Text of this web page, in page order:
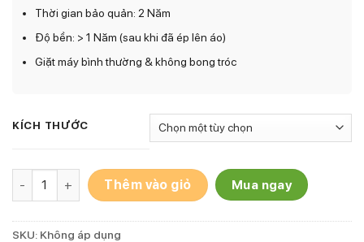
Thời gian bảo quản: 2 Năm
Độ bền: > 1 Năm (sau khi đã ép lên áo)
Giặt máy bình thường & không bong tróc
KÍCH THƯỚC
Hình ủi Graffiti G-1 số lượng
Thêm vào giỏ Mua ngay
SKU: Không áp dụng